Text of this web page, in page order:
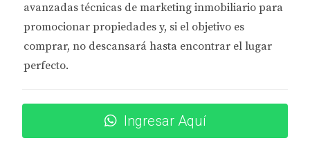
Ciertamente, cada opción tiene sus pros y contras.
La clave está en identificar qué aspectos son más
importantes para ti como freelancer.
UPGRADE O CREDIT KARMA
avanzadas técnicas de marketing inmobiliario para
promocionar propiedades y, si el objetivo es
comprar, no descansará hasta encontrar el lugar
perfecto.
Ingresar Aquí